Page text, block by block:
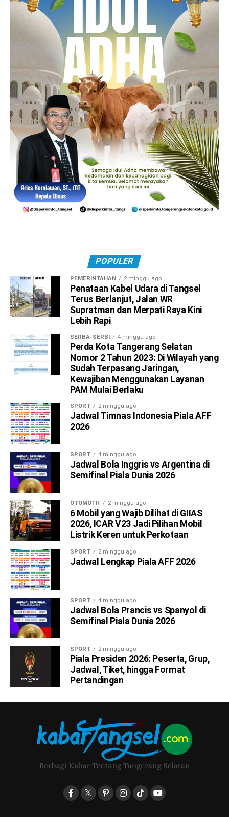
POPULER
PEMERINTAHAN 2 minggu ago
Penataan Kabel Udara di Tangsel
Terus Berlanjut, Jalan WR
Supratman dan Merpati Raya Kini
Lebih Rapi
SERBA-SERBI 4 minggu ago
Perda Kota Tangerang Selatan
Nomor 2 Tahun 2023: Di Wilayah yang
Sudah Terpasang Jaringan,
Kewajiban Menggunakan Layanan
PAM Mulai Berlaku
SPORT 2 minggu ago
Jadwal Timnas Indonesia Piala AFF
2026
SPORT 4 minggu ago
Jadwal Bola Inggris vs Argentina di
Semifinal Piala Dunia 2026
OTOMOTIF 2 minggu ago
6 Mobil yang Wajib Dilihat di GIIAS
2026, ICAR V23 Jadi Pilihan Mobil
Listrik Keren untuk Perkotaan
SPORT 2 minggu ago
Jadwal Lengkap Piala AFF 2026
SPORT 4 minggu ago
Jadwal Bola Prancis vs Spanyol di
Semifinal Piala Dunia 2026
SPORT 2 minggu ago
Piala Presiden 2026: Peserta, Grup,
Jadwal, Tiket, hingga Format
Pertandingan